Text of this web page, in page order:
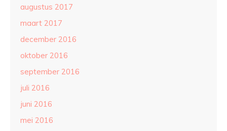
augustus 2017
maart 2017
december 2016
oktober 2016
september 2016
juli 2016
juni 2016
mei 2016